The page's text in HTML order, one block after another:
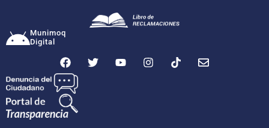
Munimoq
Digital